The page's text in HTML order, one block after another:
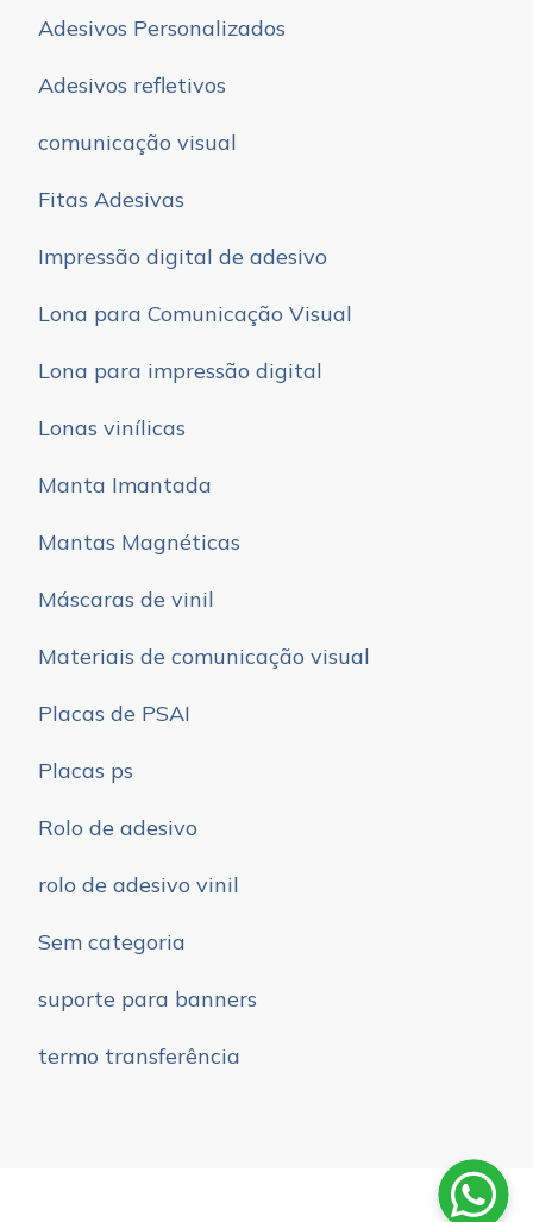
Adesivos Personalizados
Adesivos refletivos
comunicação visual
Fitas Adesivas
Impressão digital de adesivo
Lona para Comunicação Visual
Lona para impressão digital
Lonas vinílicas
Manta Imantada
Mantas Magnéticas
Máscaras de vinil
Materiais de comunicação visual
Placas de PSAI
Placas ps
Rolo de adesivo
rolo de adesivo vinil
Sem categoria
suporte para banners
termo transferência